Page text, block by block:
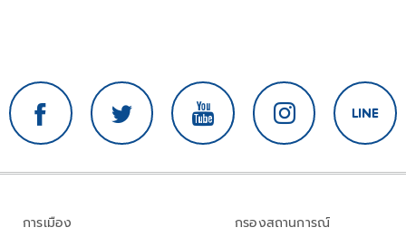
การเมือง
กรองสถานการณ์